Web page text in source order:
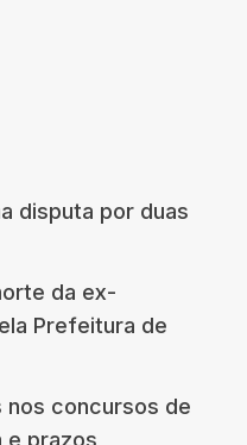
disputa por duas
da ex-
Prefeitura de
nos concursos de
e prazos